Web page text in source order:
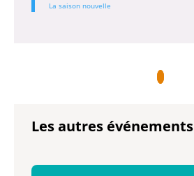
La saison nouvelle
Les autres événements